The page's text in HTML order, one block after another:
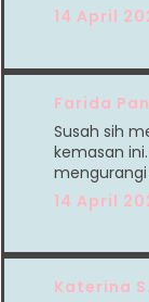
14 April
Farida
Susah sih
kemasan
14 April
Katerina S.